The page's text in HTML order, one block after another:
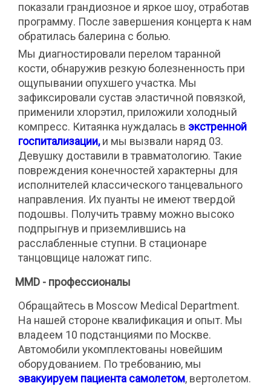
показали грандиозное и яркое шоу, отработав
программу. После завершения концерта к нам
обратилась балерина с болью.
Мы диагностировали перелом таранной
кости, обнаружив резкую болезненность при
ощупывании опухшего участка. Мы
зафиксировали сустав эластичной повязкой,
применили хлорэтил, приложили холодный
компресс. Китаянка нуждалась в экстренной
госпитализации, и мы вызвали наряд 03.
Девушку доставили в травматологию. Такие
повреждения конечностей характерны для
исполнителей классического танцевального
направления. Их пуанты не имеют твердой
подошвы. Получить травму можно высоко
подпрыгнув и приземлившись на
расслабленные ступни. В стационаре
танцовщице наложат гипс.
MMD - профессионалы
Обращайтесь в Moscow Medical Department.
На нашей стороне квалификация и опыт. Мы
владеем 10 подстанциями по Москве.
Автомобили укомплектованы новейшим
оборудованием. По требованию, мы
эвакуируем пациента самолетом, вертолетом.